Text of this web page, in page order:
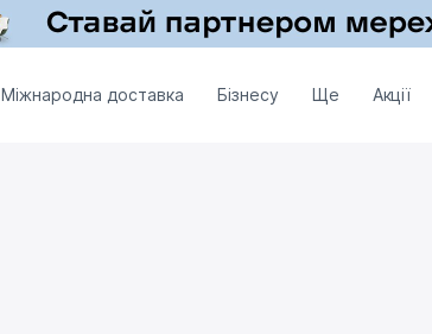
Міжнародна доставка Бізнесу Ще Акції